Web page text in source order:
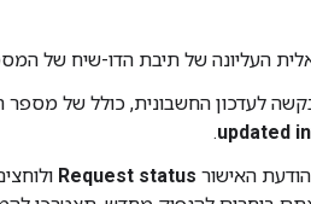
העליונה של תיבת הדו-שיח של
לעדכון החשבונית, כולל של
updated
.
האישור Request status